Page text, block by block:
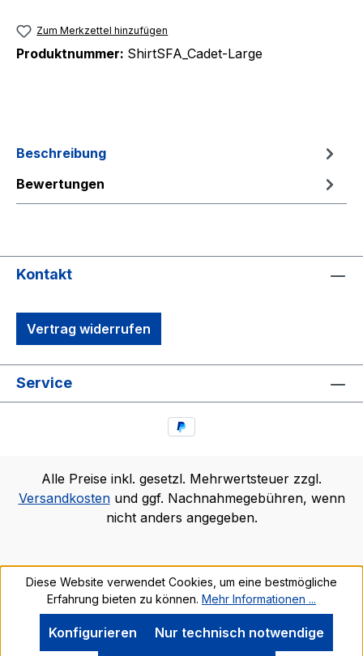
Zum Merkzettel hinzufügen
Produktnummer: ShirtSFA_Cadet-Large
Beschreibung
Bewertungen
Kontakt
Vertrag widerrufen
Service
Alle Preise inkl. gesetzl. Mehrwertsteuer zzgl.
Versandkostenund ggf. Nachnahmegebühren, wenn
nicht anders angegeben.
Diese Website verwendet Cookies, um eine bestmögliche
Erfahrung bieten zu können. Mehr Informationen ...
Nur technisch notwendige
Konfigurieren